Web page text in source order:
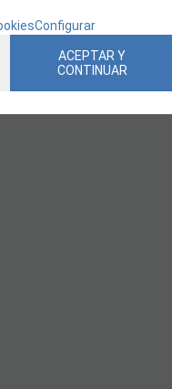
Configurar
ACEPTAR Y
CONTINUAR